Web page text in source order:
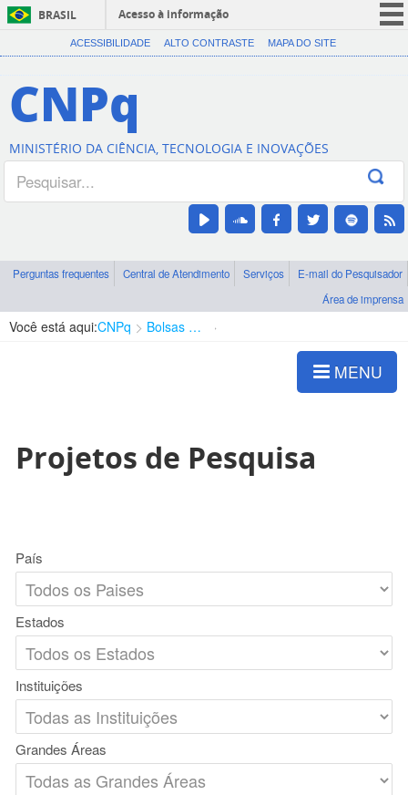
BRASIL
Acesso à informação
CORONAVÍRUS (COVID-19)
Canais
ACESSIBILIDADE ALTO CONTRASTE MAPA DO SITE
CNPq
MINISTÉRIO DA CIÊNCIA, TECNOLOGIA E INOVAÇÕES
Perguntas frequentes Central de Atendimento Serviços
E-mail do Pesquisador
Área de imprensa
Você está aqui:CNPq Bolsas e Auxílios Vigentes
MENU
Projetos de Pesquisa
País
Estados
Instituições
Grandes Áreas